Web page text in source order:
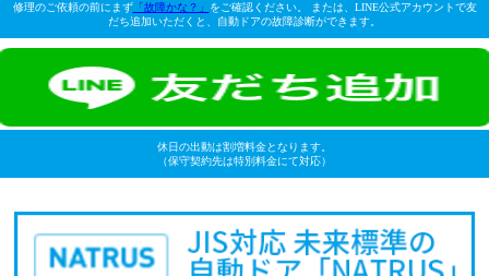
修理のご依頼の前にまず「故障かな？」
をご確認ください。 または、LINE公式アカウントで友
だち追加いただくと、自動ドアの故障診断ができます。
休日の出動は割増料金となります。
（保守契約先は特別料金にて対応）